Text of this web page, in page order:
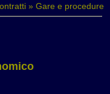
» Gare e procedure